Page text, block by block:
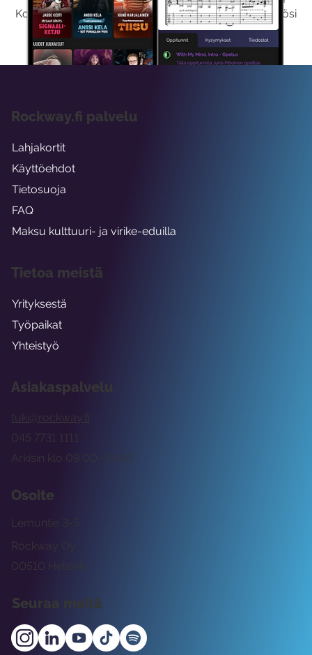
Kokeilemalla ilmaiseksi saat koko sisältömme käyttöösi
viikon ajaksi.
Asiakaspalvelu
tuki@rockway.fi
Arkisin klo 09:00 -15:00
045 7731 1111
Osoite
Rockway Oy
Lemuntie 3-5
00510 Helsinki
Seuraa meitä
Rockway.fi palvelu
Lahjakortit
Käyttöehdot
Tietosuoja
FAQ
Maksu kulttuuri- ja virike-eduilla
Tietoa meistä
Yrityksestä
Työpaikat
Yhteistyö